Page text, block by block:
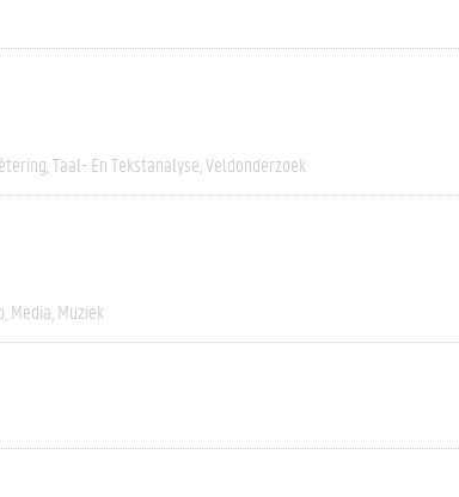
Taal- En Tekstanalyse Veldonderzoek
Media Muziek